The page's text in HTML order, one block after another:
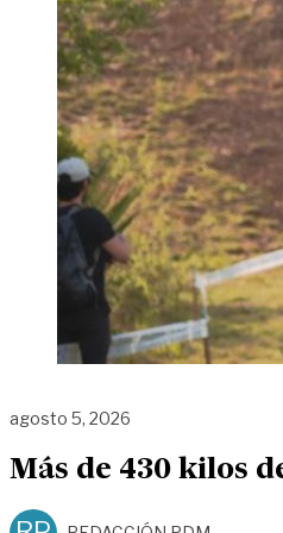
agosto 5, 2026
Más de 430 kilos